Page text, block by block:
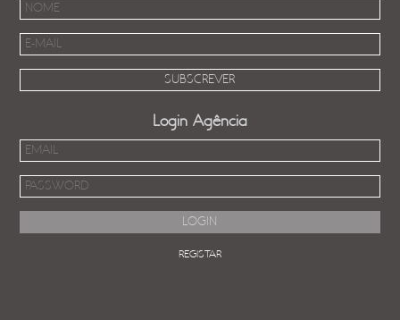
Login Agência
REGISTAR